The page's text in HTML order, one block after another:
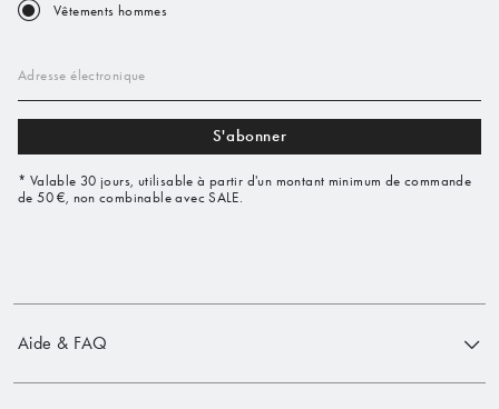
Vêtements hommes
Adresse électronique
S'abonner
* Valable 30 jours, utilisable à partir d'un montant minimum de commande
de 50 €, non combinable avec SALE.
Aide & FAQ